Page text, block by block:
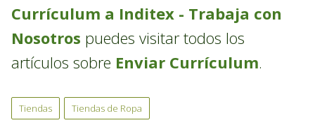
Currículum a Inditex - Trabaja con
Nosotros puedes visitar todos los
artículos sobre Enviar Currículum.
Tiendas Tiendas de Ropa